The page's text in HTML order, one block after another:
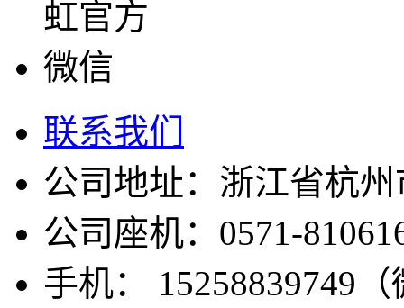
联系我们
公司地址：浙江省杭
公司座机：0571-
手机： 15258839749